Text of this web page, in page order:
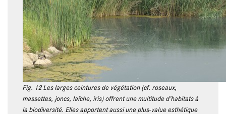
Fig. 12 Les larges ceintures de végétation (cf. roseaux,
massettes, joncs, laîche, iris) offrent une multitude d’habitats à
la biodiversité. Elles apportent aussi une plus-value esthétique